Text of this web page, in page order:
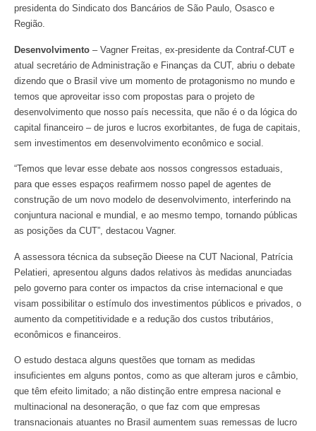
presidenta do Sindicato dos Bancários de São Paulo, Osasco e
Região.
Desenvolvimento – Vagner Freitas, ex-presidente da Contraf-CUT e
atual secretário de Administração e Finanças da CUT, abriu o debate
dizendo que o Brasil vive um momento de protagonismo no mundo e
temos que aproveitar isso com propostas para o projeto de
desenvolvimento que nosso país necessita, que não é o da lógica do
capital financeiro – de juros e lucros exorbitantes, de fuga de capitais,
sem investimentos em desenvolvimento econômico e social.
“Temos que levar esse debate aos nossos congressos estaduais,
para que esses espaços reafirmem nosso papel de agentes de
construção de um novo modelo de desenvolvimento, interferindo na
conjuntura nacional e mundial, e ao mesmo tempo, tornando públicas
as posições da CUT”, destacou Vagner.
A assessora técnica da subseção Dieese na CUT Nacional, Patrícia
Pelatieri, apresentou alguns dados relativos às medidas anunciadas
pelo governo para conter os impactos da crise internacional e que
visam possibilitar o estímulo dos investimentos públicos e privados, o
aumento da competitividade e a redução dos custos tributários,
econômicos e financeiros.
O estudo destaca alguns questões que tornam as medidas
insuficientes em alguns pontos, como as que alteram juros e câmbio,
que têm efeito limitado; a não distinção entre empresa nacional e
multinacional na desoneração, o que faz com que empresas
transnacionais atuantes no Brasil aumentem suas remessas de lucro